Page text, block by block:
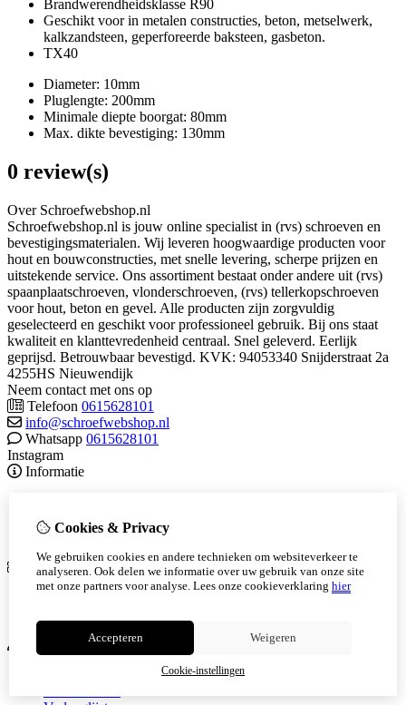
Brandwerendheidsklasse R90
Geschikt voor in metalen constructies, beton, metselwerk,
kalkzandsteen, geperforeerde baksteen, gasbeton.
TX40
Diameter: 10mm
Pluglengte: 200mm
Minimale diepte boorgat: 80mm
Max. dikte bevestiging: 130mm
0 review(s)
Over Schroefwebshop.nl
Schroefwebshop.nl is jouw online specialist in (rvs) schroeven en
bevestigingsmaterialen. Wij leveren hoogwaardige producten voor
hout en bouwconstructies, met snelle levering, scherpe prijzen en
uitstekende service. Ons assortiment bestaat onder andere uit (rvs)
spaanplaatschroeven, vlonderschroeven, (rvs) tellerkopschroeven
voor hout, beton en gevel. Alle producten zijn zorgvuldig
geselecteerd en geschikt voor professioneel gebruik. Bij ons staat
kwaliteit en klanttevredenheid centraal. Snel geleverd. Eerlijk
geprijsd. Betrouwbaar bevestigd. KVK: 94053340 Snijderstraat 2a
4255HS Nieuwendijk
Neem contact met ons op
Telefoon 0615628101
info@schroefwebshop.nl
Whatsapp 0615628101
Instagram
Informatie
Herroepingsrecht
Over ons
Extra
Cadeaubon
Mijn account
Cookies & Privacy
We gebruiken cookies en andere technieken om websiteverkeer te
analyseren. Ook delen we informatie over uw gebruik van onze site
met onze partners voor analyse. Lees onze cookieverklaring hier
Accepteren Weigeren
Cookie-instellingen